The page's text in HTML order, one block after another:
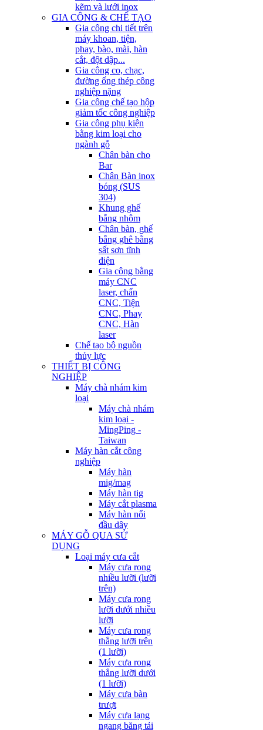
kẽm và lưới inox
GIA CÔNG & CHẾ TẠO
Gia công chi tiết trên
máy khoan, tiện,
phay, bào, mài, hàn
cắt, đột dập...
Gia công co, chạc,
đường ống thép công
nghiệp nặng
Gia công chế tạo hộp
giảm tốc công nghiệp
Gia công phụ kiện
bằng kim loại cho
ngành gỗ
Chân bàn cho
Bar
Chân Bàn inox
bóng (SUS
304)
Khung ghế
bằng nhôm
Chân bàn, ghế
bằng ghê bằng
sất sơn tĩnh
điện
Gia công bằng
máy CNC
laser, chấn
CNC, Tiện
CNC, Phay
CNC, Hàn
laser
Chế tạo bộ nguồn
thủy lực
THIẾT BỊ CÔNG
NGHIỆP
Máy chà nhám kim
loại
Máy chà nhám
kim loại -
MingPing -
Taiwan
Máy hàn cắt công
nghiệp
Máy hàn
mig/mag
Máy hàn tig
Máy cắt plasma
Máy hàn nối
đầu dây
MÁY GỖ QUA SỬ
DỤNG
Loại máy cưa cắt
Máy cưa rong
nhiều lưỡi (lưỡi
trên)
Máy cưa rong
lưỡi dưới nhiều
lưỡi
Máy cưa rong
thẳng lưỡi trên
(1 lưỡi)
Máy cưa rong
thẳng lưỡi dưới
(1 lưỡi)
Máy cưa bàn
trượt
Máy cưa lạng
ngang băng tải